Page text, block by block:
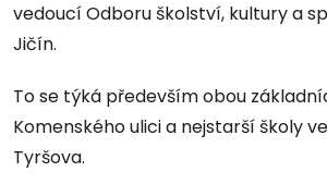
vedoucí Odboru školství, kultury a
Jičín.
To se týká především obou
Komenského ulici a nejstarší školy
Tyršova.